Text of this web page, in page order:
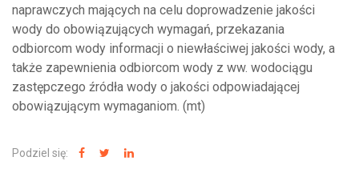
naprawczych mających na celu doprowadzenie jakości
wody do obowiązujących wymagań, przekazania
odbiorcom wody informacji o niewłaściwej jakości wody, a
także zapewnienia odbiorcom wody z ww. wodociągu
zastępczego źródła wody o jakości odpowiadającej
obowiązującym wymaganiom. (mt)
Podziel się: